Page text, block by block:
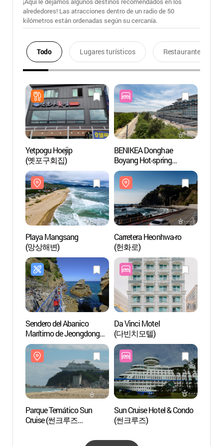
alrededores! Las atracciones dentro de un radio de 50
kilómetros están ordenadas según su cercanía.
Todo Lugares turísticos Restaurantes
Yetpogu Hoejip
(옛포구회집)
BENIKEA Donghae
Boyang Hot-spring
Convention Hotel
(베니키아 프리미어
동해보양온천
컨벤션호텔)
Playa Mangsang
(망상해변)
Carretera Heonhwa-ro
(헌화로)
Sendero del Abanico
Marítimo de Jeongdong
Simgok
(정동심곡바다부채길)
Da Vinci Motel
(다빈치모텔)
Parque Temático Sun
Cruise (썬크루즈
Sun Cruise Hotel & Condo
(썬크루즈)